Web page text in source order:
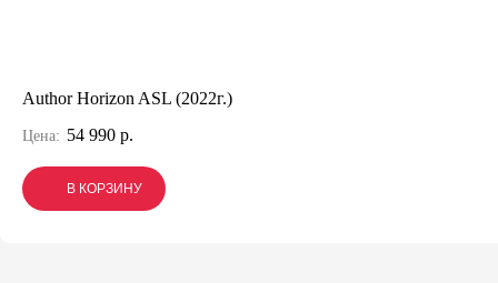
Author Horizon ASL (2022г.)
Цена: 54 990 р.
В КОРЗИНУ
В КОРЗИНУ
В КОРЗИНУ